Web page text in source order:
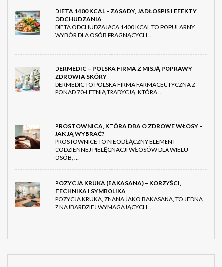
DIETA 1400 KCAL – ZASADY, JADŁOSPIS I EFEKTY
ODCHUDZANIA
DIETA ODCHUDZAJĄCA 1400 KCAL TO POPULARNY
WYBÓR DLA OSÓB PRAGNĄCYCH …
DERMEDIC – POLSKA FIRMA Z MISJĄ POPRAWY
ZDROWIA SKÓRY
DERMEDIC TO POLSKA FIRMA FARMACEUTYCZNA Z
PONAD 70-LETNIĄ TRADYCJĄ, KTÓRA …
PROSTOWNICA, KTÓRA DBA O ZDROWE WŁOSY –
JAK JĄ WYBRAĆ?
PROSTOWNICE TO NIEODŁĄCZNY ELEMENT
CODZIENNEJ PIELĘGNACJI WŁOSÓW DLA WIELU
OSÓB, …
POZYCJA KRUKA (BAKASANA) – KORZYŚCI,
TECHNIKA I SYMBOLIKA
POZYCJA KRUKA, ZNANA JAKO BAKASANA, TO JEDNA
Z NAJBARDZIEJ WYMAGAJĄCYCH …